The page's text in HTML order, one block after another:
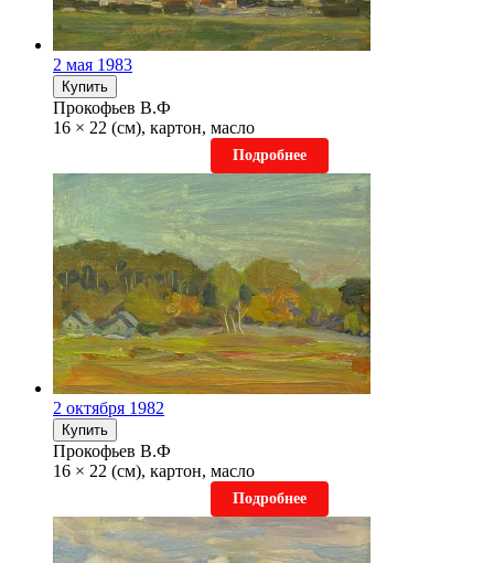
2 мая 1983
Купить
Прокофьев В.Ф
16 × 22 (см), картон, масло
Подробнее
2 октября 1982
Купить
Прокофьев В.Ф
16 × 22 (см), картон, масло
Подробнее